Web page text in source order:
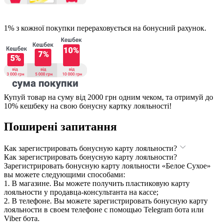
1% з кожної покупки перераховується на бонусний рахунок.
Купуй товар на суму від 2000 грн одним чеком, та отримуй до
10% кешбеку на свою бонусну картку лояльності!
Поширені запитання
Как зарегистрировать бонусную карту лояльности?
Как зарегистрировать бонусную карту лояльности?
Зарегистрировать бонусную карту лояльности «Белое Сухое»
вы можете следующими способами:
1. В магазине. Вы можете получить пластиковую карту
лояльности у продавца-консультанта на кассе;
2. В телефоне. Вы можете зарегистрировать бонусную карту
лояльности в своем телефоне с помощью Telegram бота или
Viber бота.